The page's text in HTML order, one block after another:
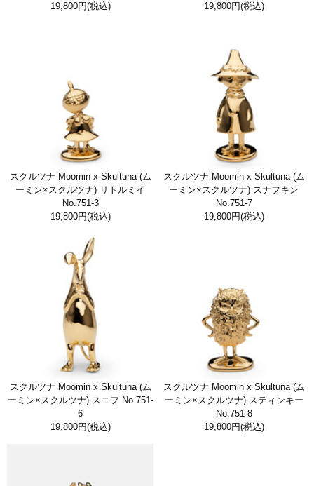
19,800円(税込)
19,800円(税込)
スクルツナ Moomin x Skultuna (ム
ーミン×スクルツナ) リトルミイ
No.751-3
19,800円(税込)
スクルツナ Moomin x Skultuna (ム
ーミン×スクルツナ) スナフキン
No.751-7
19,800円(税込)
スクルツナ Moomin x Skultuna (ム
ーミン×スクルツナ) スニフ No.751-
6
19,800円(税込)
スクルツナ Moomin x Skultuna (ム
ーミン×スクルツナ) スティンキー
No.751-8
19,800円(税込)